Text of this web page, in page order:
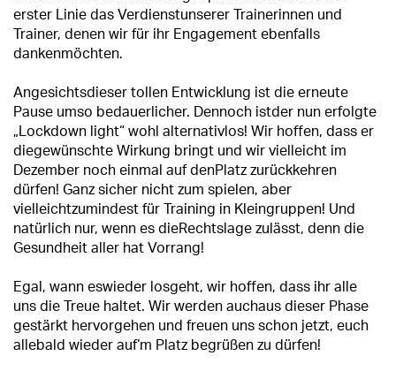
erster Linie das Verdienstunserer Trainerinnen und
Trainer, denen wir für ihr Engagement ebenfalls
dankenmöchten.
Angesichtsdieser tollen Entwicklung ist die erneute
Pause umso bedauerlicher. Dennoch istder nun erfolgte
„Lockdown light“ wohl alternativlos! Wir hoffen, dass er
diegewünschte Wirkung bringt und wir vielleicht im
Dezember noch einmal auf denPlatz zurückkehren
dürfen! Ganz sicher nicht zum spielen, aber
vielleichtzumindest für Training in Kleingruppen! Und
natürlich nur, wenn es dieRechtslage zulässt, denn die
Gesundheit aller hat Vorrang!
Egal, wann eswieder losgeht, wir hoffen, dass ihr alle
uns die Treue haltet. Wir werden auchaus dieser Phase
gestärkt hervorgehen und freuen uns schon jetzt, euch
allebald wieder auf‘m Platz begrüßen zu dürfen!